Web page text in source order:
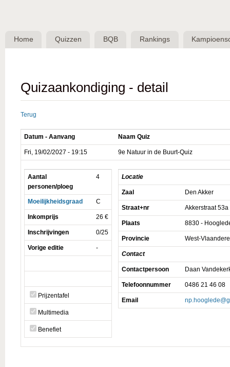
Belgische
QuizBond
Home Quizzen BQB Rankings
Quizaankondiging - detail
Terug
Datum - Aanvang Naam Quiz
Fri, 19/02/2027 - 19:15 9e Natuur in de Buurt-Quiz
Aantal
personen/ploeg
4
Moeilijkheidsgraad C
Inkomprijs 26 €
Inschrijvingen 0/25
Vorige editie -
Prijzentafel
Multimedia
Benefiet
Locatie
Zaal Den Akker
Straat+nr Akkerstraat 53a
Plaats 8830 -
Provincie West-
Contact
Contactpersoon Daan
Telefoonnummer 0486 21 46 08
Email